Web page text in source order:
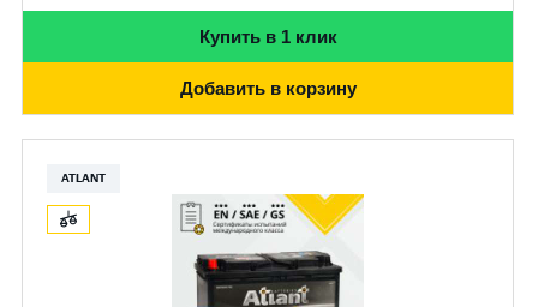
Купить в 1 клик
Добавить в корзину
ATLANT